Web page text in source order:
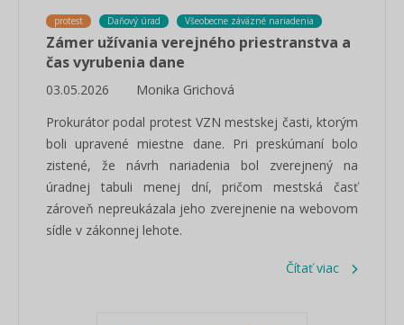
protest Daňový úrad Všeobecne záväzné nariadenia
Zámer užívania verejného priestranstva a
čas vyrubenia dane
03.05.2026
Monika Grichová
Prokurátor podal protest VZN mestskej časti, ktorým
boli upravené miestne dane. Pri preskúmaní bolo
zistené, že návrh nariadenia bol zverejnený na
úradnej tabuli menej dní, pričom mestská časť
zároveň nepreukázala jeho zverejnenie na webovom
sídle v zákonnej lehote.
Čítať viac